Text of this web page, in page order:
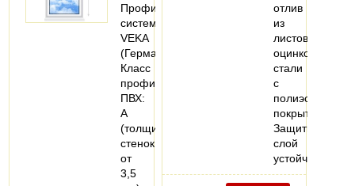
Профильная
система:
VEKA
(Германия).
Класс
профиля
ПВХ:
А
(толщина
стенок
от
3,5
отлив
из
листовой
оцинкованной
стали
с
полиэстеровым
покрытием.
Защитный
слой
устойчив…